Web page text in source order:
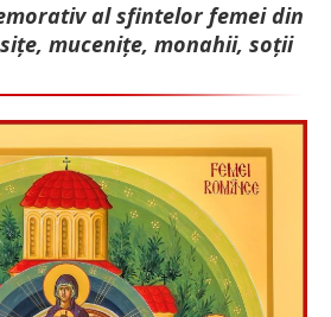
al sfintelor femei din
mu­cenițe, monahii, soții